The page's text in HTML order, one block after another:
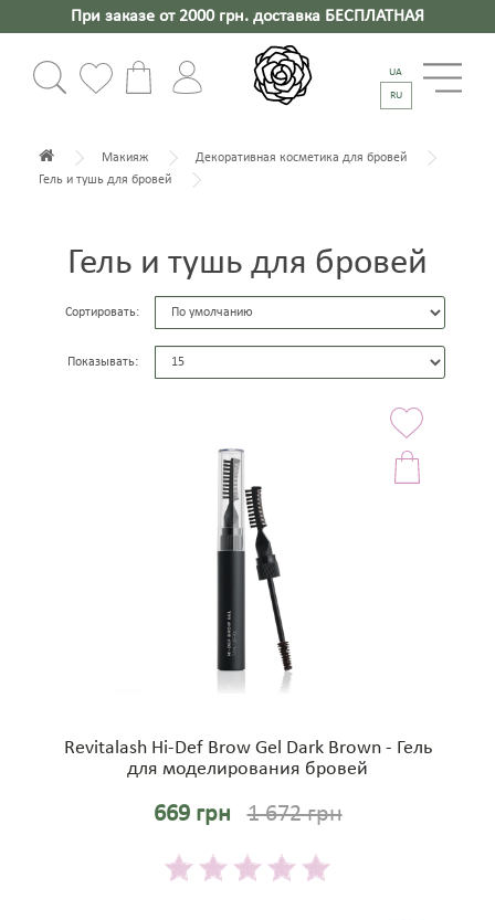
При заказе от 2000 грн. доставка БЕСПЛАТНАЯ
UA
RU
Макияж
Декоративная косметика для бровей
Гель и тушь для бровей
Гель и тушь для бровей
Сортировать:
Показывать:
Revitalash Hi-Def Brow Gel Dark Brown - Гель
для моделирования бровей
669 грн 1 672 грн